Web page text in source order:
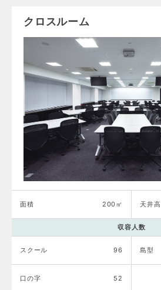
クロスルーム
面積 200㎡ 天井高
収容人数
スクール 96 島型
口の字 52